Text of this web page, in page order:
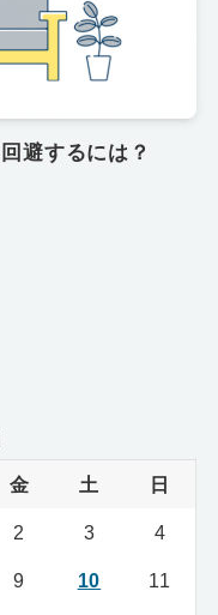
避するには？
金 土 日
2 3 4
9 10 11